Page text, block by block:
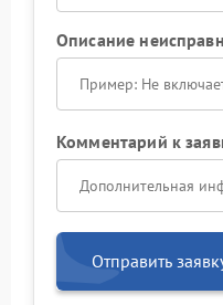
Описание
Комментарий к
Отправить